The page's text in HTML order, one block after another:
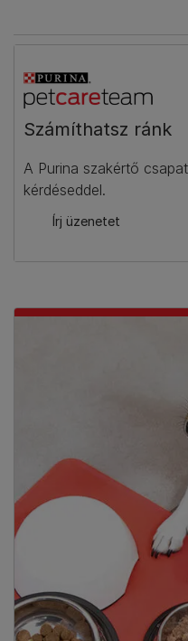
Számíthatsz ránk​
A Purina szakértő
kérdéseddel.
Írj üzenetet